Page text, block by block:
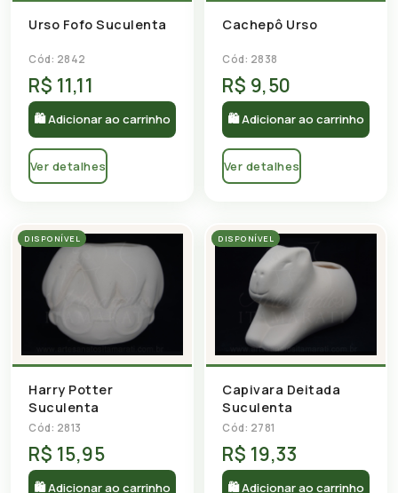
Urso Fofo Suculenta
Cód: 2842
R$ 11,11
🛍 Adicionar ao carrinho
Ver detalhes
Cachepô Urso
Cód: 2838
R$ 9,50
🛍 Adicionar ao carrinho
Ver detalhes
DISPONÍVEL
Harry Potter
Suculenta
Cód: 2813
R$ 15,95
🛍 Adicionar ao carrinho
DISPONÍVEL
Capivara Deitada
Suculenta
Cód: 2781
R$ 19,33
🛍 Adicionar ao carrinho